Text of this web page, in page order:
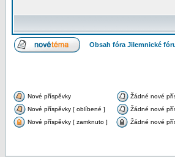
Obsah fóra Jilemnické
Nové příspěvky Žádné nové
Nové příspěvky [ oblíbené ]
Žádné nové
Nové příspěvky [ zamknuto ]
Žádné nové